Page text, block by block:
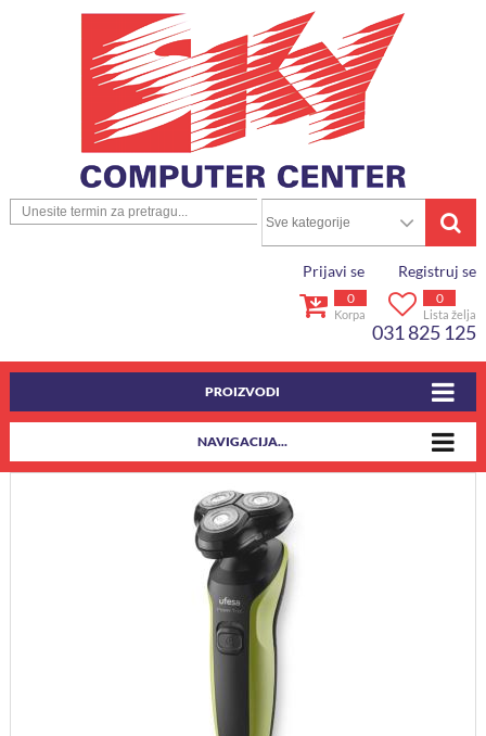
Prijavi se Registruj se
0
Lista želja
0
Korpa
031 825 125
PROIZVODI
NAVIGACIJA...